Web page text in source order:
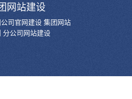
网站建设
司官网建设 集团网站
分公司网站建设